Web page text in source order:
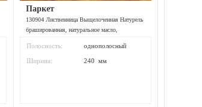
Паркет
130904 Лиственница Выщелоченная Натурель
брашированная, натуральное масло,
Полосность: однополосный
Ширина: 240 мм